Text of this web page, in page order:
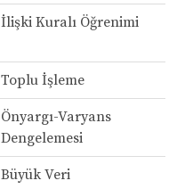
İlişki Kuralı Öğrenimi
Toplu İşleme
Önyargı-Varyans
Dengelemesi
Büyük Veri